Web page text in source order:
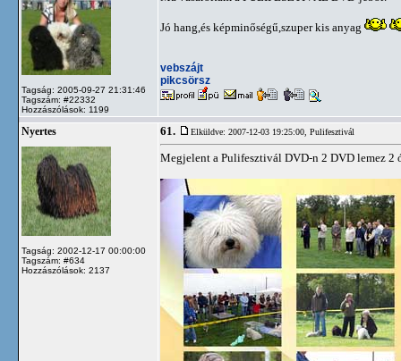
Tagság: 2005-09-27 21:31:46
Tagszám: #22332
Hozzászólások: 1199
Jó hang,és képminőségű,szuper kis anyag
vebszájt
pikcsörsz
Nyertes
Tagság: 2002-12-17 00:00:00
Tagszám: #634
Hozzászólások: 2137
61. Elküldve: 2007-12-03 19:25:00, Pulifesztivál
Megjelent a Pulifesztivál DVD-n 2 DVD lemez 2